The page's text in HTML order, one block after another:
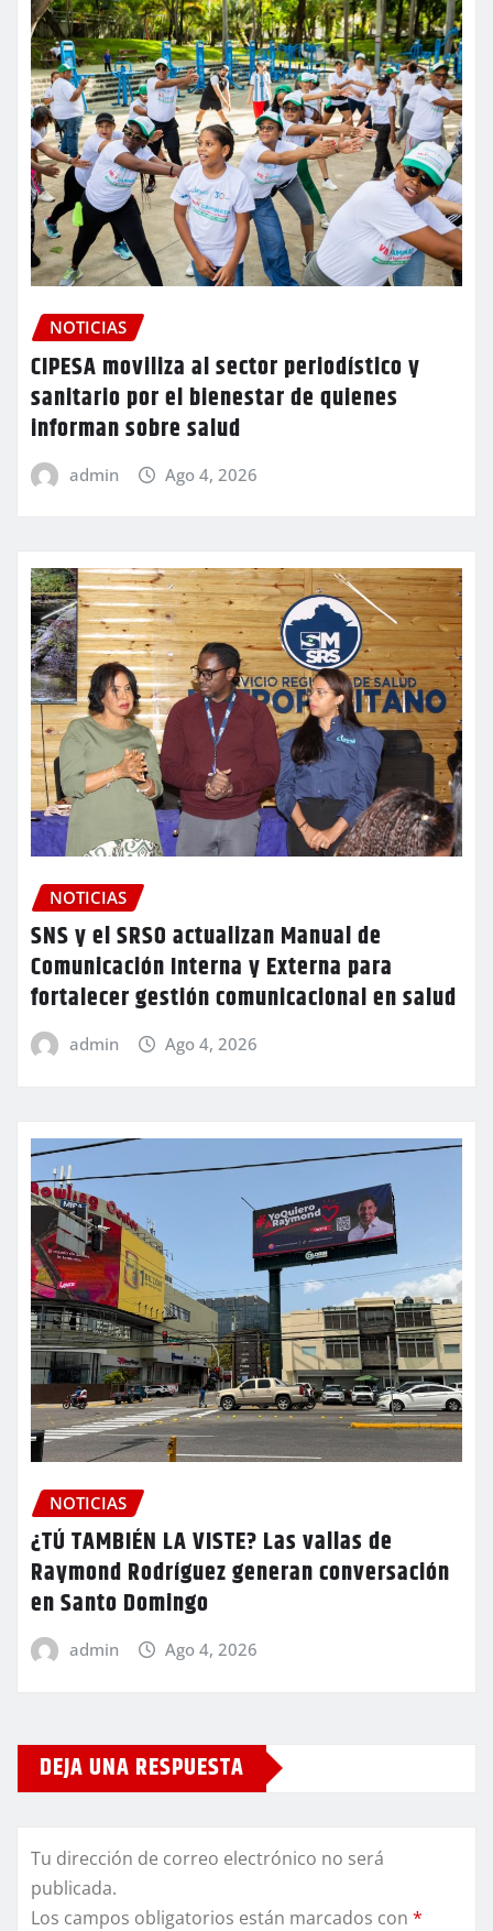
NOTICIAS
CIPESA moviliza al sector periodístico y
sanitario por el bienestar de quienes
informan sobre salud
admin Ago 4, 2026
NOTICIAS
SNS y el SRSO actualizan Manual de
Comunicación Interna y Externa para
fortalecer gestión comunicacional en salud
admin Ago 4, 2026
NOTICIAS
¿TÚ TAMBIÉN LA VISTE? Las vallas de
Raymond Rodríguez generan conversación
en Santo Domingo
admin Ago 4, 2026
DEJA UNA RESPUESTA
Tu dirección de correo electrónico no será
publicada.
Los campos obligatorios están marcados con *